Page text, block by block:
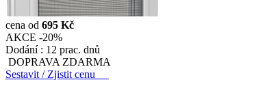
cena od 695 Kč
AKCE -20%
Dodání : 12 prac. dnů
DOPRAVA ZDARMA
Sestavit / Zjistit cenu